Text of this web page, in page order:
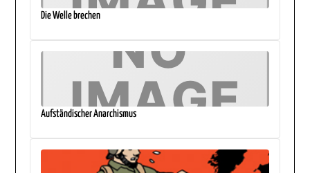
Die Welle brechen
Aufständischer Anarchismus